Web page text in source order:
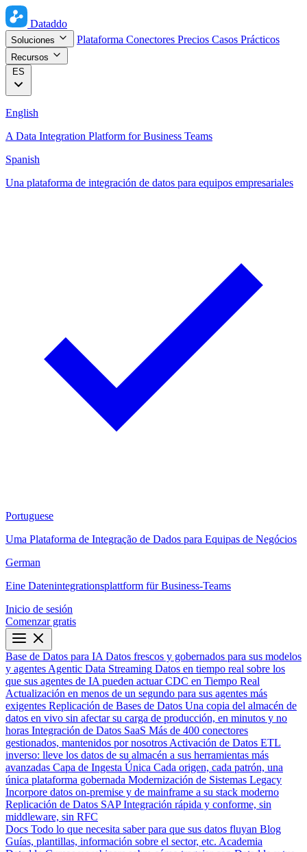
Dataddo
Soluciones Plataforma Conectores Precios Casos Prácticos
Recursos
ES
English
A Data Integration Platform for Business Teams
Spanish
Una plataforma de integración de datos para equipos empresariales
Portuguese
Uma Plataforma de Integração de Dados para Equipas de Negócios
German
Eine Datenintegrationsplattform für Business-Teams
Inicio de sesión
Comenzar gratis
Base de Datos para IA Datos frescos y gobernados para sus modelos
y agentes Agentic Data Streaming Datos en tiempo real sobre los
que sus agentes de IA pueden actuar CDC en Tiempo Real
Actualización en menos de un segundo para sus agentes más
exigentes Replicación de Bases de Datos Una copia del almacén de
datos en vivo sin afectar su carga de producción, en minutos y no
horas Integración de Datos SaaS Más de 400 conectores
gestionados, mantenidos por nosotros Activación de Datos ETL
inverso: lleve los datos de su almacén a sus herramientas más
avanzadas Capa de Ingesta Única Cada origen, cada patrón, una
única plataforma gobernada Modernización de Sistemas Legacy
Incorpore datos on-premise y de mainframe a su stack moderno
Replicación de Datos SAP Integración rápida y conforme, sin
middleware, sin RFC
Docs Todo lo que necesita saber para que sus datos fluyan Blog
Guías, plantillas, información sobre el sector, etc. Academia